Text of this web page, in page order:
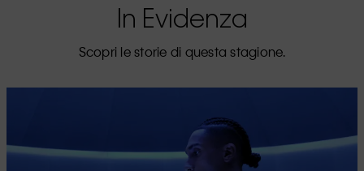
In Evidenza
Scopri le storie di questa stagione.